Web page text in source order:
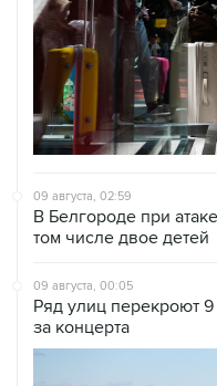
09 августа, 02:59
В Белгороде при
том числе двое детей
09 августа, 00:05
Ряд улиц перекроют
за концерта